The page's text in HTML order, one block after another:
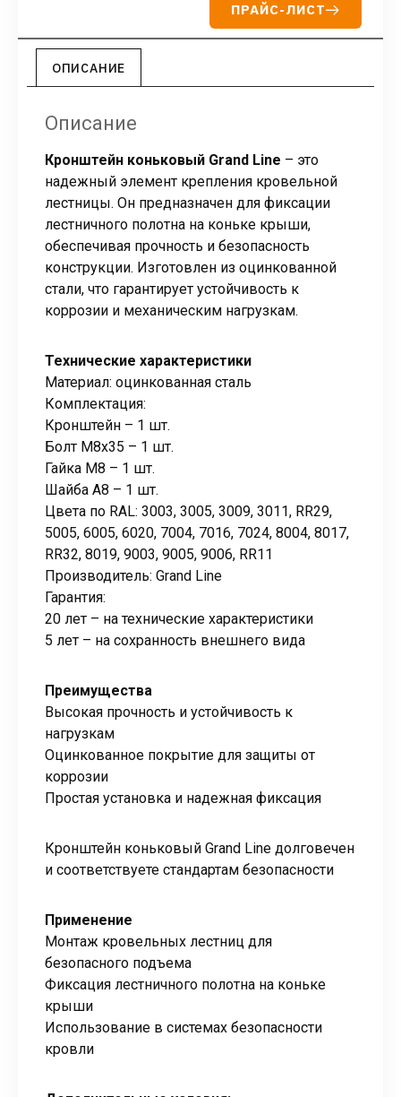
ПРАЙС-ЛИСТ
ОПИСАНИЕ
Описание
Кронштейн коньковый Grand Line – это
надежный элемент крепления кровельной
лестницы. Он предназначен для фиксации
лестничного полотна на коньке крыши,
обеспечивая прочность и безопасность
конструкции. Изготовлен из оцинкованной
стали, что гарантирует устойчивость к
коррозии и механическим нагрузкам.
Технические характеристики
Материал: оцинкованная сталь
Комплектация:
Кронштейн – 1 шт.
Болт М8х35 – 1 шт.
Гайка М8 – 1 шт.
Шайба А8 – 1 шт.
Цвета по RAL: 3003, 3005, 3009, 3011, RR29,
5005, 6005, 6020, 7004, 7016, 7024, 8004, 8017,
RR32, 8019, 9003, 9005, 9006, RR11
Производитель: Grand Line
Гарантия:
20 лет – на технические характеристики
5 лет – на сохранность внешнего вида
Преимущества
Высокая прочность и устойчивость к
нагрузкам
Оцинкованное покрытие для защиты от
коррозии
Простая установка и надежная фиксация
Кронштейн коньковый Grand Line долговечен
и соответствуете стандартам безопасности
Применение
Монтаж кровельных лестниц для
безопасного подъема
Фиксация лестничного полотна на коньке
крыши
Использование в системах безопасности
кровли